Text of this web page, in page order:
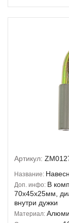
Артикул:
Название:
Доп. инфо: В
70х45х25мм,
внутри дужки
Материал: